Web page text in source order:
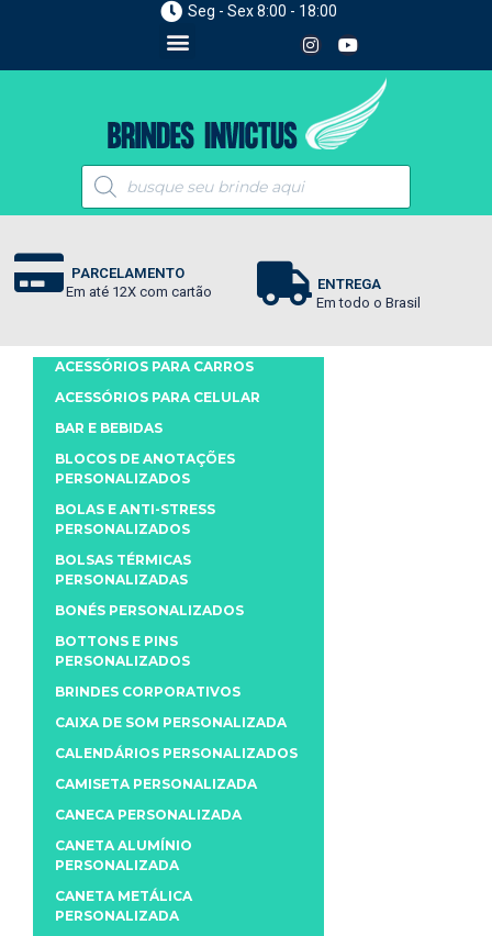
Seg - Sex 8:00 - 18:00
PARCELAMENTO
Em até 12X com cartão
ENTREGA
Em todo o Brasil
ACESSÓRIOS PARA CARROS
ACESSÓRIOS PARA CELULAR
BAR E BEBIDAS
BLOCOS DE ANOTAÇÕES
PERSONALIZADOS
BOLAS E ANTI-STRESS
PERSONALIZADOS
BOLSAS TÉRMICAS
PERSONALIZADAS
BONÉS PERSONALIZADOS
BOTTONS E PINS
PERSONALIZADOS
BRINDES CORPORATIVOS
CAIXA DE SOM PERSONALIZADA
CALENDÁRIOS PERSONALIZADOS
CAMISETA PERSONALIZADA
CANECA PERSONALIZADA
CANETA ALUMÍNIO
PERSONALIZADA
CANETA METÁLICA
PERSONALIZADA